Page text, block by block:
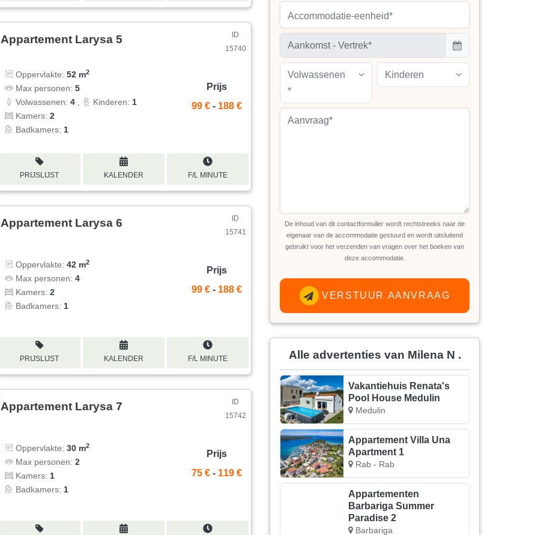
Appartement Larysa 5
ID
15740
Oppervlakte:52 m2
Max personen:5
Volwassenen:4 Kinderen: 1
Kamers:2
Badkamers: 1
Prijs
99 € - 188 €
PRIJSLIJST KALENDER F/L MINUTE
Appartement Larysa 6
ID
15741
Oppervlakte:42 m2
Max personen:4
Kamers:2
Badkamers:1
Prijs
99 € - 188 €
PRIJSLIJST KALENDER F/L MINUTE
Appartement Larysa 7
ID
15742
Oppervlakte:30 m2
Max personen:2
Kamers:1
Badkamers:1
Prijs
75 € - 119 €
Accommodatie-eenheid*
Volwassenen
*
Kinderen
De inhoud van dit contactformulier wordt rechtstreeks naar de
eigenaar van de accommodatie gestuurd en wordt uitsluitend
gebruikt voor het verzenden van vragen over het boeken van
deze accommodatie.
VERSTUUR AANVRAAG
Alle advertenties van Milena N .
Vakantiehuis Renata's
Pool House Medulin
Medulin
Appartement Villa Una
Apartment 1
Rab - Rab
Appartementen
Barbariga Summer
Paradise 2
Barbariga